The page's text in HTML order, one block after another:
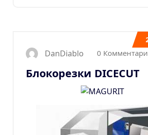
DanDiablo 0
Блокорезки DICECUT